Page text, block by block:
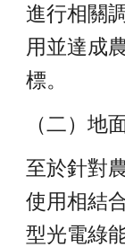
進行相關
用並達成
標。
（二）地
至於針對
使用相結
型光電綠